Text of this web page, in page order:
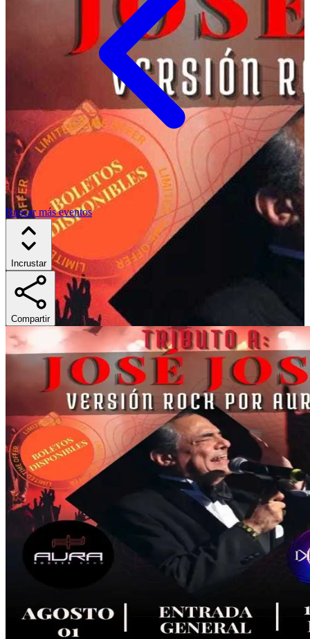
Buscar más eventos
Incrustar
Compartir